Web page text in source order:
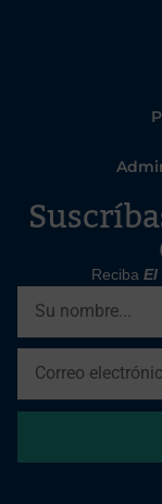
Reciba El